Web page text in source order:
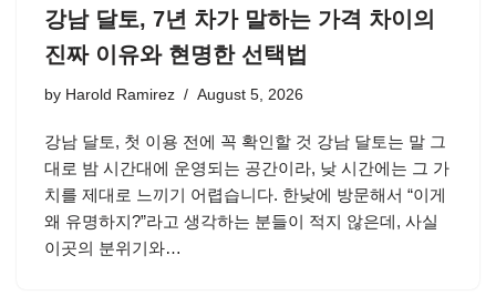
강남 달토, 7년 차가 말하는 가격 차이의
진짜 이유와 현명한 선택법
by Harold Ramirez August 5, 2026
강남 달토, 첫 이용 전에 꼭 확인할 것 강남 달토는 말 그
대로 밤 시간대에 운영되는 공간이라, 낮 시간에는 그 가
치를 제대로 느끼기 어렵습니다. 한낮에 방문해서 “이게
왜 유명하지?”라고 생각하는 분들이 적지 않은데, 사실
이곳의 분위기와…